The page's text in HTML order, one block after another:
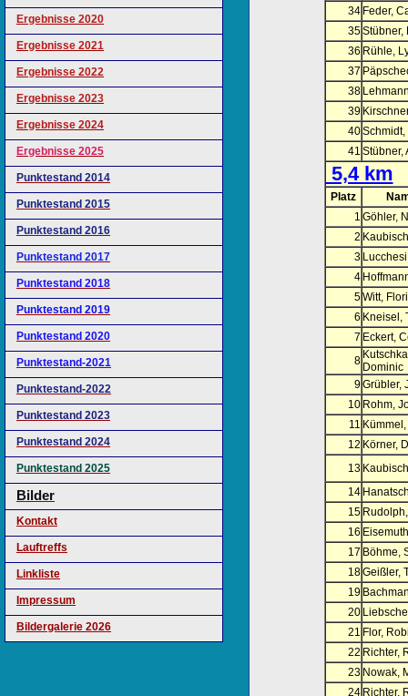
Ergebnisse 2020
Ergebnisse 2021
Ergebnisse 2022
Ergebnisse 2023
Ergebnisse 2024
Ergebnisse 2025
Punktestand 2014
Punktestand 2015
Punktestand 2016
Punktestand 2017
Punktestand 2018
Punktestand 2019
Punktestand 2020
Punktestand-2021
Punktestand-2022
Punktestand 2023
Punktestand 2024
Punktestand 2025
Bilder
Kontakt
Lauftreffs
Linkliste
Impressum
Bildergalerie 2026
34 Feder,
35Stübner,
36 Rühle,
37
38
39
40Schmidt,
41 Stübner,
5,4 km
Platz
1 Göhler,
2
3
4
5Witt,
6 Kneisel,
7 Eckert,
8 Dominic
9Grübler,
10 Rohm,
11
12 Körner,
13
14
15
16
17 Böhme,
18Geißler,
19
20
21 Flor,
22 Richter,
23 Nowak,
24 Richter,